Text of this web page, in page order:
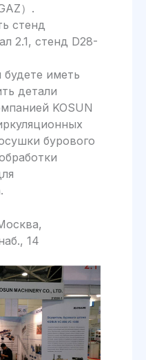
）.
стенд
2.1, стенд D28-
иметь
детали
KOSUN
бурового
14